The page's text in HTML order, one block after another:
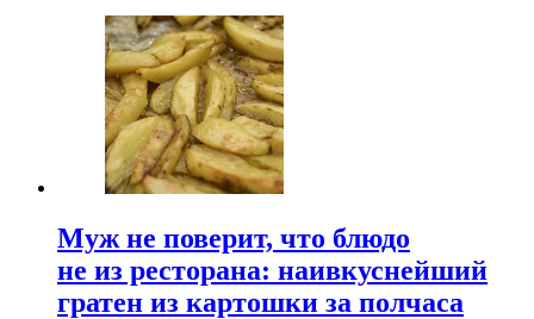
Муж не поверит, что блюдо
не из ресторана: наивкуснейший
гратен из картошки за полчаса